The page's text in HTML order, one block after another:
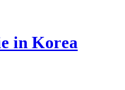
in Korea